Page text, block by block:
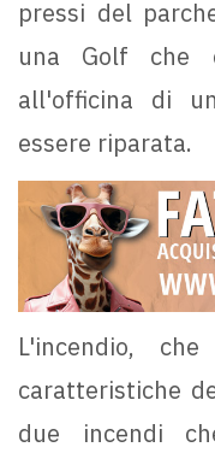
pressi del
una Golf che
all'officina di
essere riparata.
L'incendio,
caratteristiche
due incendi